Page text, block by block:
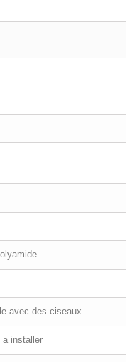
avec des ciseaux
a installer